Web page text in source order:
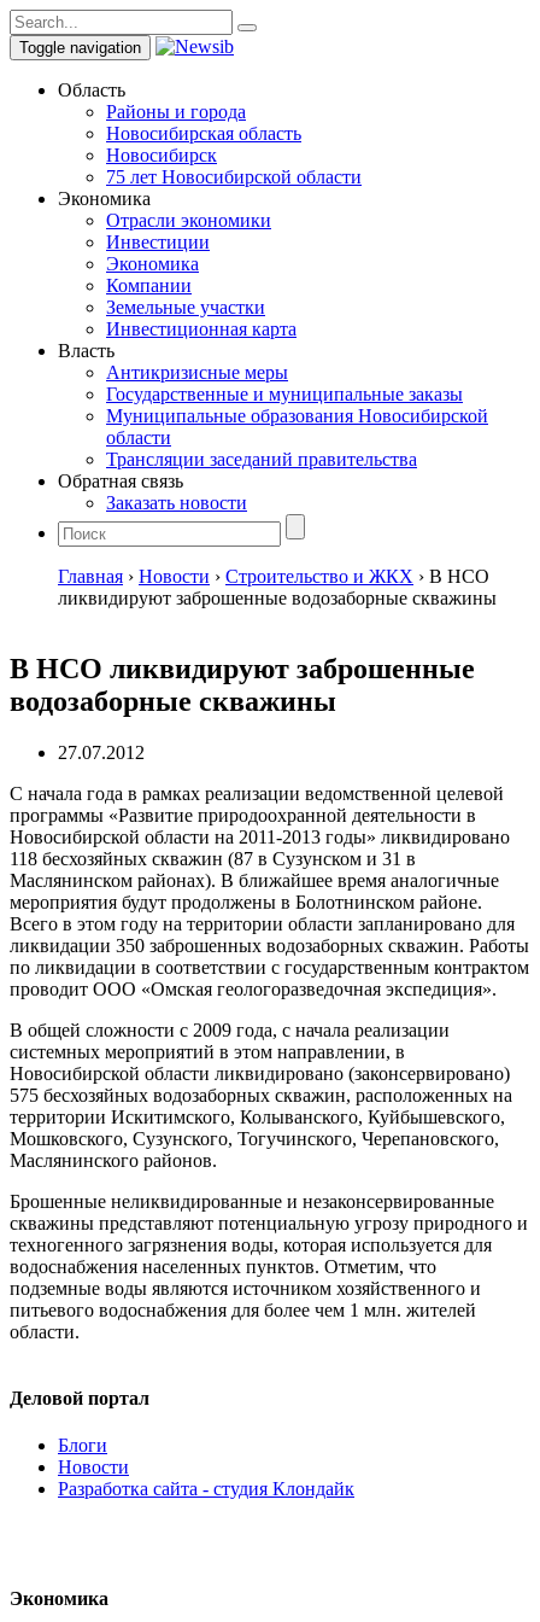
Toggle navigation
Область
Районы и города
Новосибирская область
Новосибирск
75 лет Новосибирской области
Экономика
Отрасли экономики
Инвестиции
Экономика
Компании
Земельные участки
Инвестиционная карта
Власть
Антикризисные меры
Государственные и муниципальные заказы
Муниципальные образования Новосибирской
области
Трансляции заседаний правительства
Обратная связь
Заказать новости
Главная › Новости › Строительство и ЖКХ › В НСО
ликвидируют заброшенные водозаборные скважины
В НСО ликвидируют заброшенные
водозаборные скважины
27.07.2012
С начала года в рамках реализации ведомственной целевой
программы «Развитие природоохранной деятельности в
Новосибирской области на 2011-2013 годы» ликвидировано
118 бесхозяйных скважин (87 в Сузунском и 31 в
Маслянинском районах). В ближайшее время аналогичные
мероприятия будут продолжены в Болотнинском районе.
Всего в этом году на территории области запланировано для
ликвидации 350 заброшенных водозаборных скважин. Работы
по ликвидации в соответствии с государственным контрактом
проводит ООО «Омская геологоразведочная экспедиция».
В общей сложности с 2009 года, с начала реализации
системных мероприятий в этом направлении, в
Новосибирской области ликвидировано (законсервировано)
575 бесхозяйных водозаборных скважин, расположенных на
территории Искитимского, Колыванского, Куйбышевского,
Мошковского, Сузунского, Тогучинского, Черепановского,
Маслянинского районов.
Брошенные неликвидированные и незаконсервированные
скважины представляют потенциальную угрозу природного и
техногенного загрязнения воды, которая используется для
водоснабжения населенных пунктов. Отметим, что
подземные воды являются источником хозяйственного и
питьевого водоснабжения для более чем 1 млн. жителей
области.
Деловой портал
Блоги
Новости
Разработка сайта - студия Клондайк
Экономика